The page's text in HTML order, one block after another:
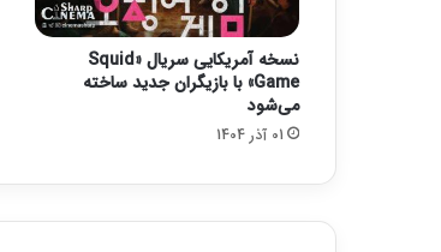
ر
و
ن
ا
د
ر
ا
ف
نسخه آمریکایی سریال «Squid
Game» با بازیگران جدید ساخته
می‌شود
01 آذر 1404